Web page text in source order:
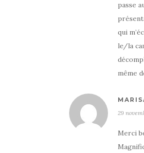
passe
qui
le/la
même
29
Merci